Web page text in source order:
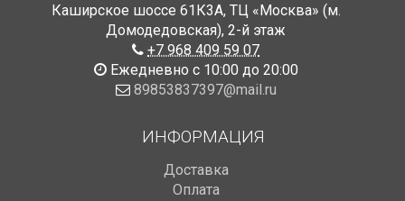
Каширское шоссе 61К3А, ТЦ «Москва» (м.
Домодедовская), 2-й этаж
+7 968 409 59 07
Ежедневно с 10:00 до 20:00
89853837397@mail.ru
ИНФОРМАЦИЯ
Доставка
Оплата